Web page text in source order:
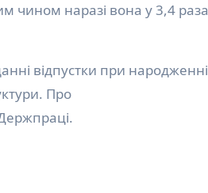
чином наразі вона у 3,4 раза
відпустки при народженні
Про